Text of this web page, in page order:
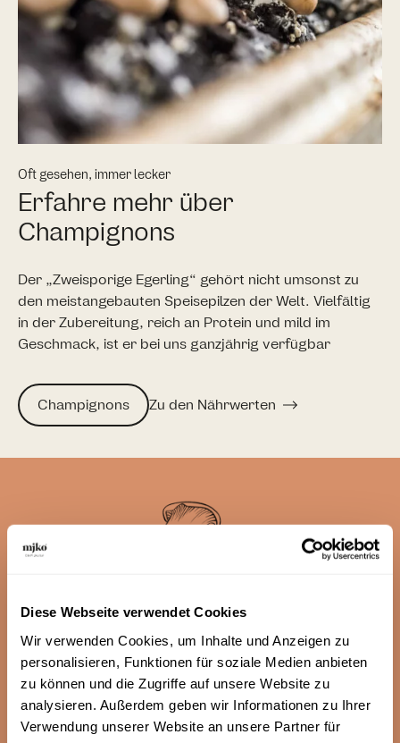
Diese Webseite verwendet Cookies
Wir verwenden Cookies, um Inhalte und Anzeigen zu
personalisieren, Funktionen für soziale Medien anbieten
zu können und die Zugriffe auf unsere Website zu
analysieren. Außerdem geben wir Informationen zu Ihrer
Verwendung unserer Website an unsere Partner für
Oft gesehen, immer lecker
Erfahre mehr über
Champignons
Der „Zweisporige Egerling“ gehört nicht umsonst zu
den meistangebauten Speisepilzen der Welt. Vielfältig
in der Zubereitung, reich an Protein und mild im
Geschmack, ist er bei uns ganzjährig verfügbar
Champignons Zu den Nährwerten
FAQ
Eure Fragen - unsere